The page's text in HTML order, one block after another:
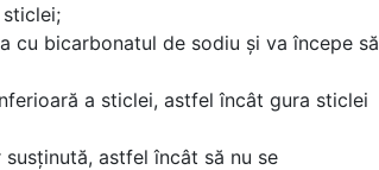
cu bicarbonatul de sodiu și va începe să
a sticlei, astfel încât gura sticlei
astfel încât să nu se